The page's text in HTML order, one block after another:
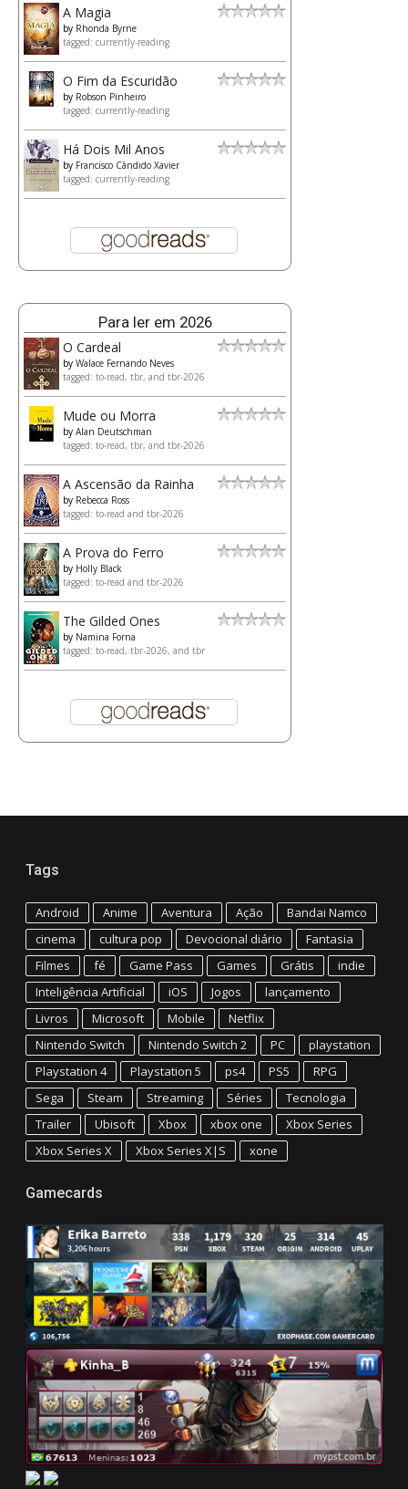
A Magia
by Rhonda Byrne
tagged: currently-reading
O Fim da Escuridão
by Robson Pinheiro
tagged: currently-reading
Há Dois Mil Anos
by Francisco Cândido Xavier
tagged: currently-reading
Para ler em 2026
O Cardeal
by Walace Fernando Neves
tagged: to-read, tbr, and tbr-2026
Mude ou Morra
by Alan Deutschman
tagged: to-read, tbr, and tbr-2026
A Ascensão da Rainha
by Rebecca Ross
tagged: to-read and tbr-2026
A Prova do Ferro
by Holly Black
tagged: to-read and tbr-2026
The Gilded Ones
by Namina Forna
tagged: to-read, tbr-2026, and tbr
Tags
Android Anime Aventura Ação
Bandai Namco
cinema
cultura pop Devocional diário
Fantasia
Filmes
fé Game Pass Games Grátis
indie
Inteligência Artificial
iOS Jogos
lançamento
Livros
Microsoft Mobile
Netflix
Nintendo Switch
Nintendo Switch 2 PC
playstation
Playstation 4
Playstation 5 ps4 PS5
RPG
Sega
Steam Streaming Séries
Tecnologia
Trailer
Ubisoft Xbox xbox one
Xbox Series
Xbox Series X
Xbox Series X|S xone
Gamecards